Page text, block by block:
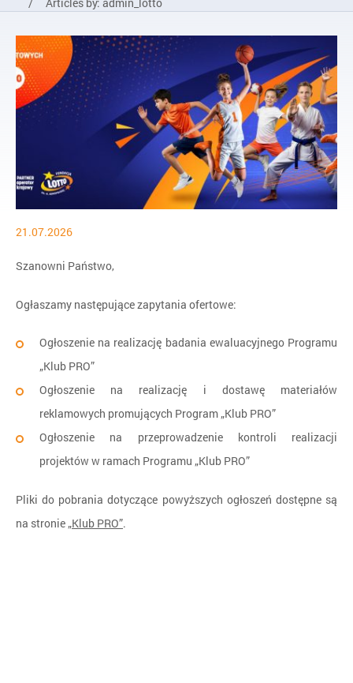
21.07.2026
Szanowni Państwo,
Ogłaszamy następujące zapytania ofertowe:
Ogłoszenie na realizację badania ewaluacyjnego Programu
„Klub PRO”
Ogłoszenie na realizację i dostawę materiałów
reklamowych promujących Program „Klub PRO”
Ogłoszenie na przeprowadzenie kontroli realizacji
projektów w ramach Programu „Klub PRO”
Pliki do pobrania dotyczące powyższych ogłoszeń dostępne są
na stronie „Klub PRO”.